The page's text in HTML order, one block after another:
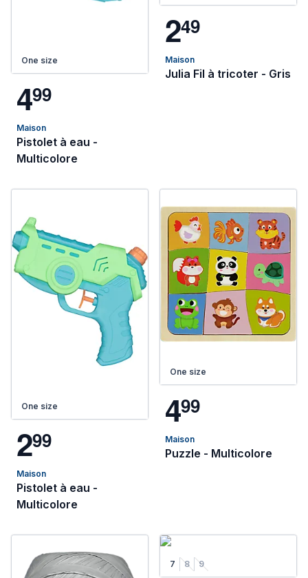
One size
499
Maison
Pistolet à eau -
Multicolore
249
Maison
Julia Fil à tricoter - Gris
One size
299
Maison
Pistolet à eau -
Multicolore
One size
499
Maison
Puzzle - Multicolore
7 8 9